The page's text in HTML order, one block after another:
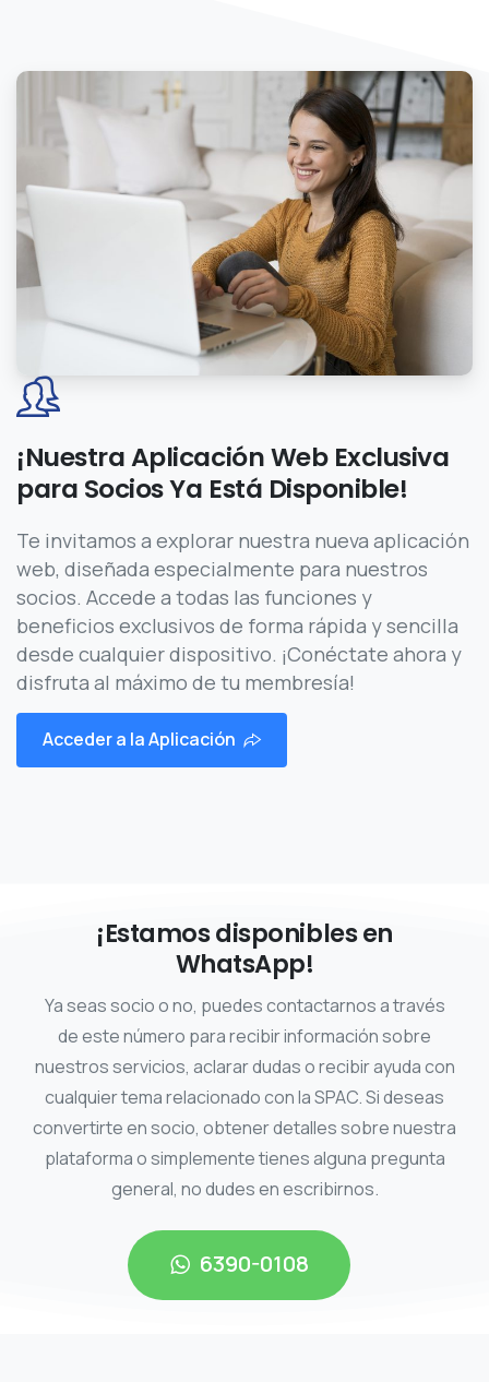
¡Nuestra Aplicación Web Exclusiva
para Socios Ya Está Disponible!
Te invitamos a explorar nuestra nueva aplicación
web, diseñada especialmente para nuestros
socios. Accede a todas las funciones y
beneficios exclusivos de forma rápida y sencilla
desde cualquier dispositivo. ¡Conéctate ahora y
disfruta al máximo de tu membresía!
Acceder a la Aplicación
¡Estamos disponibles en
WhatsApp!
Ya seas socio o no, puedes contactarnos a través
de este número para recibir información sobre
nuestros servicios, aclarar dudas o recibir ayuda con
cualquier tema relacionado con la SPAC. Si deseas
convertirte en socio, obtener detalles sobre nuestra
plataforma o simplemente tienes alguna pregunta
general, no dudes en escribirnos.
6390-0108